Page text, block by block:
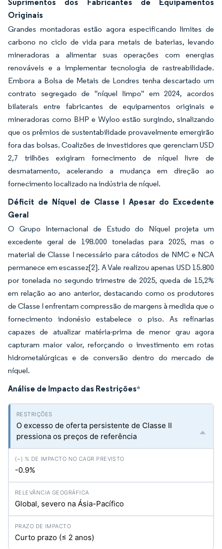
Suprimentos dos Fabricantes de Equipamentos
Originais
Grandes montadoras estão agora especificando limites de
carbono no ciclo de vida para metais de baterias, levando
mineradoras a alimentar suas operações com energias
renováveis e a implementar tecnologia de rastreabilidade.
Embora a Bolsa de Metais de Londres tenha descartado um
contrato segregado de "níquel limpo" em 2024, acordos
bilaterais entre fabricantes de equipamentos originais e
mineradoras como BHP e Wyloo estão surgindo, sinalizando
que os prêmios de sustentabilidade provavelmente emergirão
fora das bolsas. Coalizões de investidores que gerenciam USD
2,7 trilhões exigiram fornecimento de níquel livre de
desmatamento, acelerando a mudança em direção ao
fornecimento localizado na indústria de níquel.
Déficit de Níquel de Classe I Apesar do Excedente
Geral
O Grupo Internacional de Estudo do Níquel projeta um
excedente geral de 198.000 toneladas para 2025, mas o
material de Classe I necessário para cátodos de NMC e NCA
permanece em escassez[2]. A Vale realizou apenas USD 15.800
por tonelada no segundo trimestre de 2025, queda de 15,2%
em relação ao ano anterior, destacando como os produtores
de Classe I enfrentam compressão de margens à medida que o
fornecimento indonésio estabelece o piso. As refinarias
capazes de atualizar matéria-prima de menor grau agora
capturam maior valor, reforçando o investimento em rotas
hidrometalúrgicas e de conversão dentro do mercado de
níquel.
Análise de Impacto das Restrições*
O excesso de oferta persistente de Classe II
pressiona os preços de referência
-0.9%
Global, severo na Ásia-Pacífico
Curto prazo (≤ 2 anos)